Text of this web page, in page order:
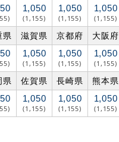
1,050
(1,155)
1,050
(1,155)
1,050
(1,155)
県 滋賀県 京都府 大阪府
1,050
(1,155)
1,050
(1,155)
1,050
(1,155)
県 佐賀県 長崎県 熊本県
1,050
(1,155)
1,050
(1,155)
1,050
(1,155)